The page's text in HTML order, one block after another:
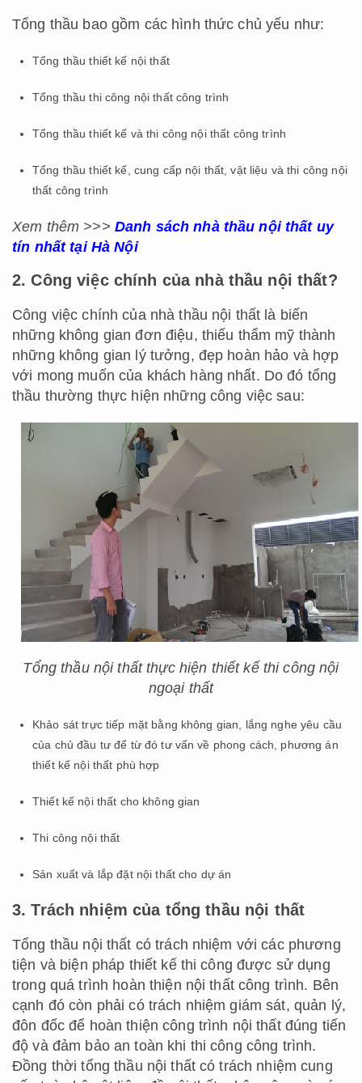
Tổng thầu bao gồm các hình thức chủ yếu như:
Tổng thầu thiết kế nội thất
Tổng thầu thi công nội thất công trình
Tổng thầu thiết kế và thi công nội thất công trình
Tổng thầu thiết kế, cung cấp nội thất, vật liệu và thi công nội
thất công trình
Xem thêm >>> Danh sách nhà thầu nội thất uy
tín nhất tại Hà Nội
2. Công việc chính của nhà thầu nội thất?
Công việc chính của nhà thầu nội thất là biến
những không gian đơn điệu, thiếu thẩm mỹ thành
những không gian lý tưởng, đẹp hoàn hảo và hợp
với mong muốn của khách hàng nhất. Do đó tổng
thầu thường thực hiện những công việc sau:
Tổng thầu nội thất thực hiện thiết kế thi công nội
ngoại thất
Khảo sát trực tiếp mặt bằng không gian, lắng nghe yêu cầu
của chủ đầu tư để từ đó tư vấn về phong cách, phương án
thiết kế nội thất phù hợp
Thiết kế nội thất cho không gian
Thi công nội thất
Sản xuất và lắp đặt nội thất cho dự án
3. Trách nhiệm của tổng thầu nội thất
Tổng thầu nội thất có trách nhiệm với các phương
tiện và biện pháp thiết kế thi công được sử dụng
trong quá trình hoàn thiện nội thất công trình. Bên
cạnh đó còn phải có trách nhiệm giám sát, quản lý,
đôn đốc để hoàn thiện công trình nội thất đúng tiến
độ và đảm bảo an toàn khi thi công công trình.
Đồng thời tổng thầu nội thất có trách nhiệm cung